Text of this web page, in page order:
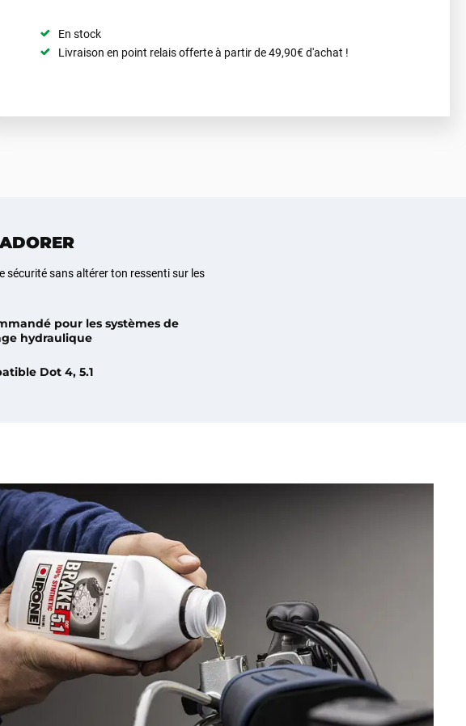
En stock
Livraison en point relais offerte à partir de 49,90€ d'achat !
sécurité sans altérer ton ressenti sur les
pour les systèmes de
hydraulique
Dot 4, 5.1